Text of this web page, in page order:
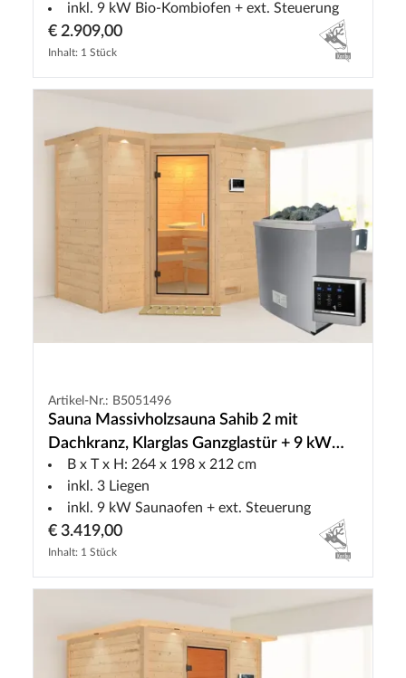
inkl. 9 kW Bio-Kombiofen + ext. Steuerung
€ 2.909,00
Inhalt: 1 Stück
Artikel-Nr.: B5051496
Sauna Massivholzsauna Sahib 2 mit
Dachkranz, Klarglas Ganzglastür + 9 kW
Saunaofen mit ext.Strg
B x T x H: 264 x 198 x 212 cm
inkl. 3 Liegen
inkl. 9 kW Saunaofen + ext. Steuerung
€ 3.419,00
Inhalt: 1 Stück